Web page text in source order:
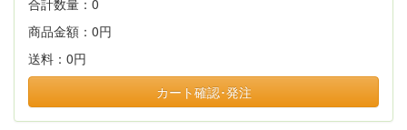
合計数量： 0
商品金額： 0円
送料： 0円
カート確認･発注